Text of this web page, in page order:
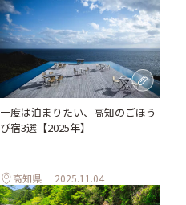
一度は泊まりたい、高知のごほう
び宿3選【2025年】
高知県 2025.11.04